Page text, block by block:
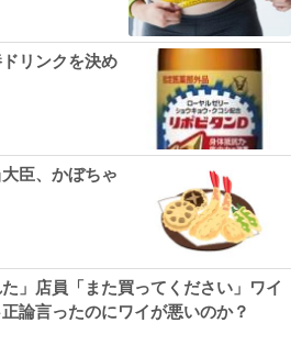
リンクを決め
臣、かぼちゃ
」店員「また買ってください」ワイ
論言ったのにワイが悪いのか？